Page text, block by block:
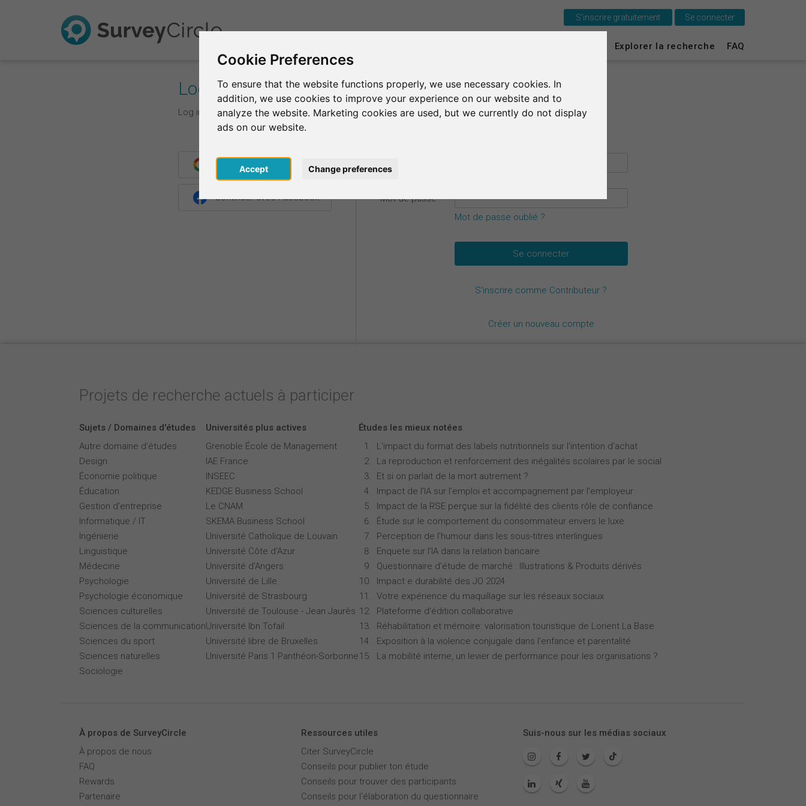
Cookie Preferences
To ensure that the website functions properly, we use necessary cookies. In
addition, we use cookies to improve your experience on our website and to
analyze the website. Marketing cookies are used, but we currently do not display
ads on our website.
Accept Change preferences
Explorer la recherche FAQ
S'inscrire gratuitement Se connecter
Log In
Log in with your login details.
Continuer avec Google
Continuer avec Facebook Mot de passe*
Mot de passe oublié ?
S'inscrire comme Contributeur ?
Créer un nouveau compte
Projets de recherche actuels à participer
Sujets / Domaines d'études
Autre domaine d'études
Design
Économie politique
Éducation
Gestion d'entreprise
Informatique / IT
Ingénierie
Linguistique
Médecine
Psychologie
Psychologie économique
Sciences culturelles
Sciences de la communication
Sciences du sport
Sciences naturelles
Sociologie
Universités plus actives
Grenoble École de Management
IAE France
INSEEC
KEDGE Business School
Le CNAM
SKEMA Business School
Université Catholique de Louvain
Université Côte d'Azur
Université d'Angers
Université de Lille
Université de Strasbourg
Université de Toulouse - Jean Jaurès
Université Ibn Tofail
Université libre de Bruxelles
Université Paris 1 Panthéon-Sorbonne
Études les mieux notées
L'impact du format des labels nutritionnels sur l'intention d'achat
La reproduction et renforcement des inégalités scolaires par le social
Et si on parlait de la mort autrement ?
Impact de l'IA sur l'emploi et accompagnement par l'employeur
Impact de la RSE perçue sur la fidélité des clients rôle de confiance
Étude sur le comportement du consommateur envers le luxe
Perception de l'humour dans les sous-titres interlingues
Enquete sur l'IA dans la relation bancaire
Questionnaire d'étude de marché : Illustrations & Produits dérivés
Impact e durabilité des JO 2024
Votre expérience du maquillage sur les réseaux sociaux
Plateforme d'édition collaborative
Réhabilitation et mémoire: valorisation touristique de Lorient La Base
Exposition à la violence conjugale dans l'enfance et parentalité
La mobilité interne, un levier de performance pour les organisations ?
À propos de SurveyCircle
À propos de nous
FAQ
Rewards
Partenaire
Ressources utiles
Citer SurveyCircle
Conseils pour publier ton étude
Conseils pour trouver des participants
Conseils pour l'élaboration du questionnaire
Suis-nous sur les médias sociaux